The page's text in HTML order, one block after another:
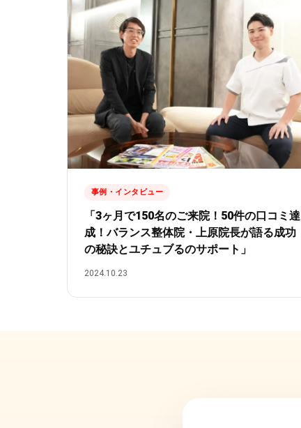
事例・インタビュー
「3ヶ月で150名のご来院！50件の口コミ達
成！バランス整体院・上原院長が語る成功
の秘訣とユチュブるのサポート」
2024.10.23